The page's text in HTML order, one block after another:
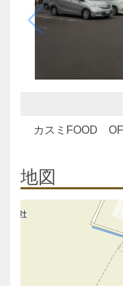
カスミFOOD
地図